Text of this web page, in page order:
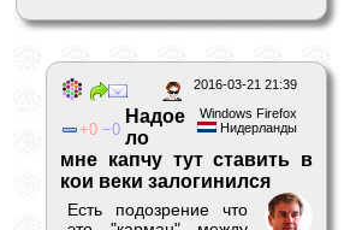
2016-03-21 21:39
Windows Firefox
Нидерланды
0 0
Надое
ло
мне капчу тут ставить в
кои веки залогинился
Есть подозрение что